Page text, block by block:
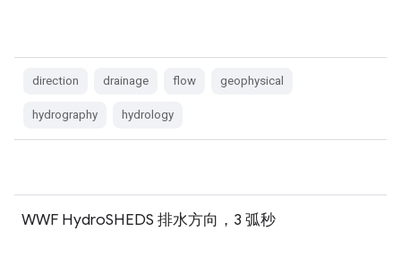
direction drainage flow geophysical
hydrography hydrology
WWF HydroSHEDS 排水方向，3 弧秒